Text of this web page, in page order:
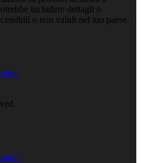
includere dettagli o
o non validi nel tuo paese.